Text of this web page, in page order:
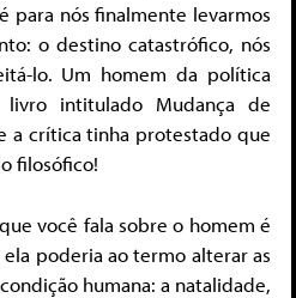
para nós finalmente levarmos
o destino catastrófico, nós
lo. Um homem da política
intitulado Mudança de
a crítica tinha protestado que
filosófico!
você fala sobre o homem é
poderia ao termo alterar as
humana: a natalidade,